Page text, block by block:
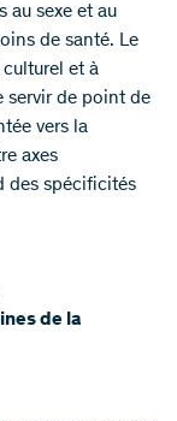
au sexe et au
de santé. Le
et à
servir de point de
vers la
axes
des spécificités
de la